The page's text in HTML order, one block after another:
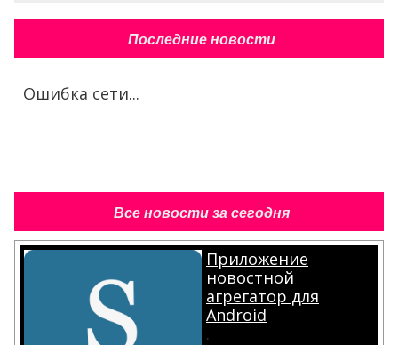
Последние новости
Ошибка сети...
Все новости за сегодня
Приложение
новостной
агрегатор для
Android
.